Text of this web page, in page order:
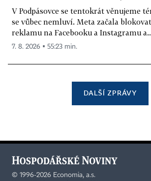
V Podpásovce se tentokrát věnujeme
se vůbec nemluví. Meta začala
reklamu na Facebooku a Instagramu
7. 8. 2026 ▪ 55:23 min.
DALŠÍ ZPRÁVY
© 1996-2026 Economia, a.s.